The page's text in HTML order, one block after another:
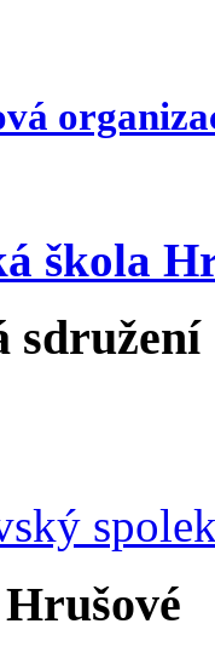
škola
sdružení
spolek